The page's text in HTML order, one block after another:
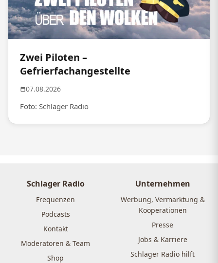
Zwei Piloten –
Gefrierfachangestellte
07.08.2026
Foto: Schlager Radio
Schlager Radio
Frequenzen
Podcasts
Kontakt
Moderatoren & Team
Shop
Unternehmen
Werbung, Vermarktung &
Kooperationen
Presse
Jobs & Karriere
Schlager Radio hilft